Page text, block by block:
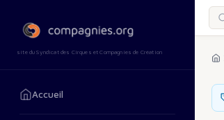
site du Syndicat des Cirques et Compagnies de Création
Accueil